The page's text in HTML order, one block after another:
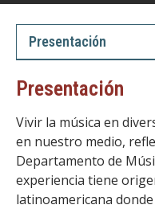
Presentación
Presentación
Vivir la música en
en nuestro medio,
Departamento de
experiencia tiene
latinoamericana